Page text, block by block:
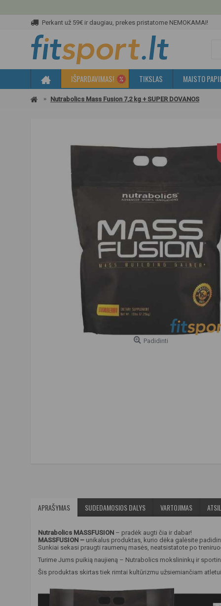
Perkant už 59€ ir daugiau, prekes pristatome NEMOKAMAI!
IŠPARDAVIMAS! TIKSLAS MAISTO
Nutrabolics Mass Fusion 7,2 kg + SUPER DOVANOS
Padidinti
APRAŠYMAS SUDEDAMOSIOS DALYS VARTOJIMAS
Nutrabolics MASSFUSION – pradėk augti čia ir dabar!
MASSFUSION – unikalus produktas, kurio dėka galėsite
Sunkiai sekasi praugti raumenų masės, neatsistatote po
Turime Jums puikią naujieną – Nutrabolics mokslininkų ir
Šis produktas skirtas tiek rimtai kultūrizmu užsiemiančiam